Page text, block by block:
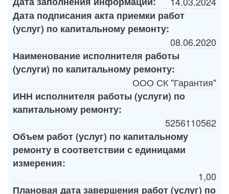
Дата подписания акта приемки работ
(услуг) по капитальному ремонту:
08.06.2020
Наименование исполнителя работы
(услуги) по капитальному ремонту:
ООО СК "Гарантия"
ИНН исполнителя работы (услуги) по
капитальному ремонту:
5256110562
Объем работ (услуг) по капитальному
ремонту в соответствии с единицами
измерения:
1,00
Плановая дата завершения работ (услуг) по